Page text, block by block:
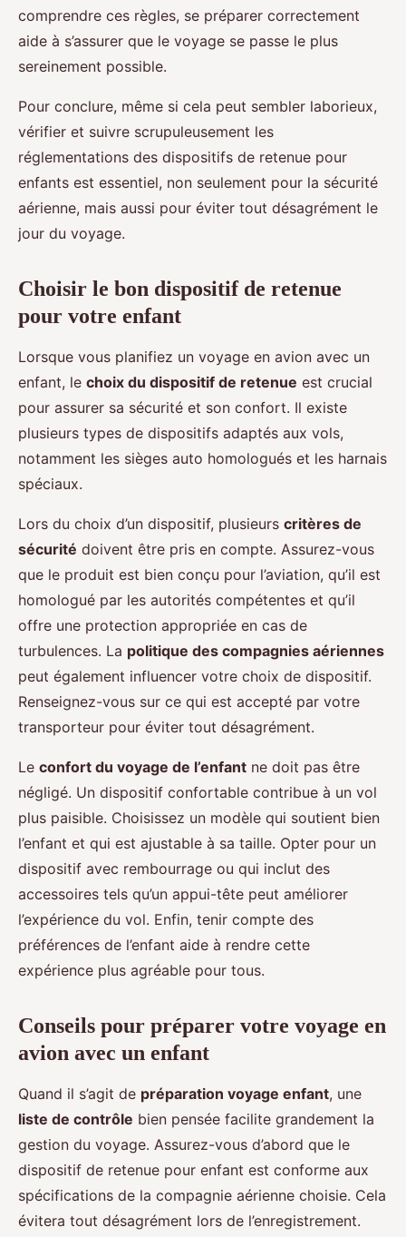
comprendre ces règles, se préparer correctement
aide à s’assurer que le voyage se passe le plus
sereinement possible.
Pour conclure, même si cela peut sembler laborieux,
vérifier et suivre scrupuleusement les
réglementations des dispositifs de retenue pour
enfants est essentiel, non seulement pour la sécurité
aérienne, mais aussi pour éviter tout désagrément le
jour du voyage.
Choisir le bon dispositif de retenue
pour votre enfant
Lorsque vous planifiez un voyage en avion avec un
enfant, le choix du dispositif de retenue est crucial
pour assurer sa sécurité et son confort. Il existe
plusieurs types de dispositifs adaptés aux vols,
notamment les sièges auto homologués et les harnais
spéciaux.
Lors du choix d’un dispositif, plusieurs critères de
sécurité doivent être pris en compte. Assurez-vous
que le produit est bien conçu pour l’aviation, qu’il est
homologué par les autorités compétentes et qu’il
offre une protection appropriée en cas de
turbulences. La politique des compagnies aériennes
peut également influencer votre choix de dispositif.
Renseignez-vous sur ce qui est accepté par votre
transporteur pour éviter tout désagrément.
Le confort du voyage de l’enfant ne doit pas être
négligé. Un dispositif confortable contribue à un vol
plus paisible. Choisissez un modèle qui soutient bien
l’enfant et qui est ajustable à sa taille. Opter pour un
dispositif avec rembourrage ou qui inclut des
accessoires tels qu’un appui-tête peut améliorer
l’expérience du vol. Enfin, tenir compte des
préférences de l’enfant aide à rendre cette
expérience plus agréable pour tous.
Conseils pour préparer votre voyage en
avion avec un enfant
Quand il s’agit de préparation voyage enfant, une
liste de contrôle bien pensée facilite grandement la
gestion du voyage. Assurez-vous d’abord que le
dispositif de retenue pour enfant est conforme aux
spécifications de la compagnie aérienne choisie. Cela
évitera tout désagrément lors de l’enregistrement.